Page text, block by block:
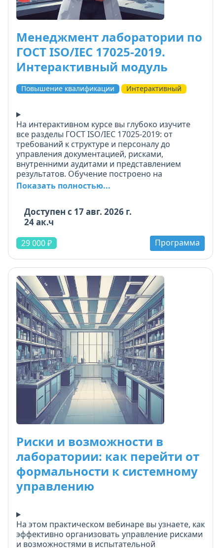
Менеджмент лаборатории по
ГОСТ ISO/IEC 17025-2019.
Интерактивный модуль
Повышение квалификации Интерактивный
На интерактивном курсе вы глубоко изучите
все разделы ГОСТ ISO/IEC 17025-2019: от
требований к структуре и персоналу до
управления документацией, рисками,
внутренними аудитами и представлением
результатов. Обучение построено на
принципах активного запоминания: вы
выполняете задания.
Получите готовые документы: новое
Руководство по качеству, процедуры, формы
журналов, приказы, примеры расчётов. Особое
внимание - управлению несоответствиями,
руководства и обеспечению достоверности
результатов.
Курс подходит для менеджеров по качеству,
руководителей и специалистов, готовящихся к
аккредитации. По окончании - удостоверение о
повышении квалификации. Все материалы
можно сразу использовать в работе.
Показать полностью...
Доступен c 17 авг. 2026 г.
24 ак.ч
29 000 ₽ Программа
Риски и возможности в
лаборатории: как перейти от
формальности к системному
управлению
На этом практическом вебинаре вы узнаете, как
эффективно организовать управление рисками
и возможностями в испытательной